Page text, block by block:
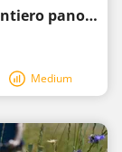
Escursione da Überlingen lungo il sentiero panoramico verso Meersburg
Medium